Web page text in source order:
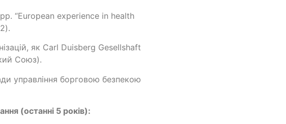
“European experience in health
як Carl Duisberg Gesellshaft
Союз).
управління борговою безпекою
(останні 5 років):